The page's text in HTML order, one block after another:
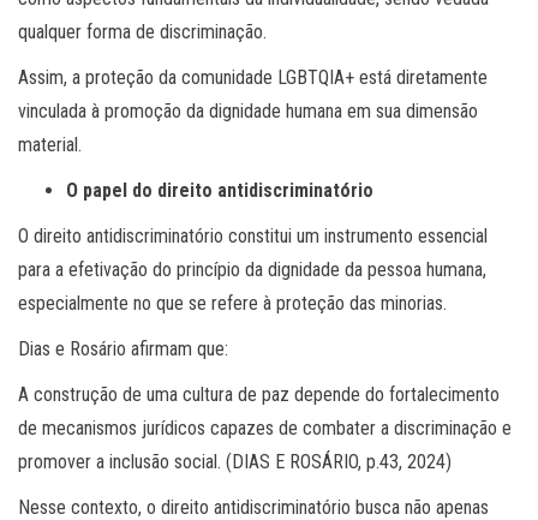
qualquer forma de discriminação.
Assim, a proteção da comunidade LGBTQIA+ está diretamente
vinculada à promoção da dignidade humana em sua dimensão
material.
O papel do direito antidiscriminatório
O direito antidiscriminatório constitui um instrumento essencial
para a efetivação do princípio da dignidade da pessoa humana,
especialmente no que se refere à proteção das minorias.
Dias e Rosário afirmam que:
A construção de uma cultura de paz depende do fortalecimento
de mecanismos jurídicos capazes de combater a discriminação e
promover a inclusão social. (DIAS E ROSÁRIO, p.43, 2024)
Nesse contexto, o direito antidiscriminatório busca não apenas